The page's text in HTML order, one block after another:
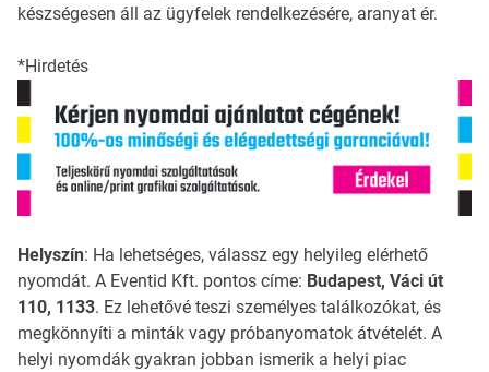
készségesen áll az ügyfelek rendelkezésére, aranyat ér.
*Hirdetés
Helyszín: Ha lehetséges, válassz egy helyileg elérhető
nyomdát. A Eventid Kft. pontos címe: Budapest, Váci út
110, 1133. Ez lehetővé teszi személyes találkozókat, és
megkönnyíti a minták vagy próbanyomatok átvételét. A
helyi nyomdák gyakran jobban ismerik a helyi piac